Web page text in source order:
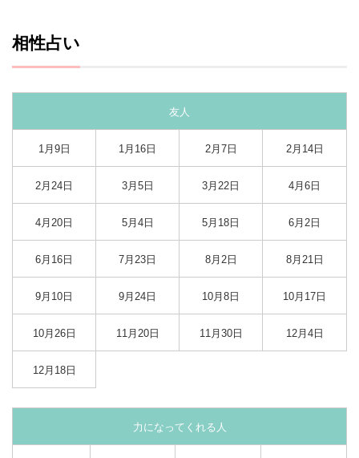
相性占い
友人
1月9日 1月16日 2月7日 2月14日
2月24日 3月5日 3月22日 4月6日
4月20日 5月4日 5月18日 6月2日
6月16日 7月23日 8月2日 8月21日
9月10日 9月24日 10月8日 10月17日
10月26日 11月20日 11月30日 12月4日
12月18日
力になってくれる人